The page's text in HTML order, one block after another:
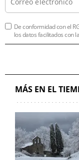
De conformidad con el
los datos facilitados con
MÁS EN EL